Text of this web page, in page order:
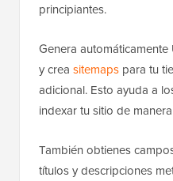
principiantes.
Genera
y crea sitemaps para tu
adicional. Esto ayuda a
indexar tu sitio de
También obtienes
títulos y descripciones